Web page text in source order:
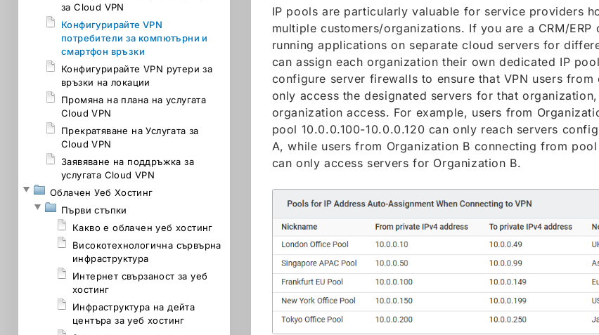
за Cloud VPN
Конфигурирайте VPN
потребители за компютърни и
смартфон връзки
Конфигурирайте VPN рутери за
връзки на локации
Промяна на плана на услугата
Cloud VPN
Прекратяване на Услугата за
Cloud VPN
Заявяване на поддръжка за
услугата Cloud VPN
Облачен Уеб Хостинг
Първи стъпки
Какво е облачен уеб хостинг
Високотехнологична сървърна
инфраструктура
Интернет свързаност за уеб
хостинг
Инфраструктура на дейта
центъра за уеб хостинг
IP pools are particularly valuable for service providers
multiple customers/organizations. If you are a CRM/
running applications on separate cloud servers for
can assign each organization their own dedicated IP
configure server firewalls to ensure that VPN users from
only access the designated servers for that
organization access. For example, users from
pool 10.0.0.100-10.0.0.120 can only reach servers
A, while users from Organization B connecting from
can only access servers for Organization B.